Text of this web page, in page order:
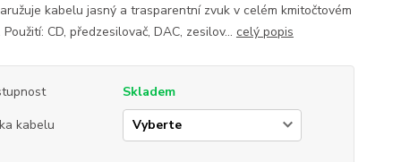
kabelu jasný a trasparentní zvuk v celém kmitočtovém
Použití: CD, předzesilovač, DAC, zesilov... celý popis
Skladem
kabelu